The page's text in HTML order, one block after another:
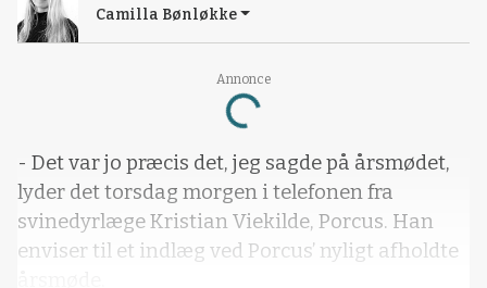
Annonce
Loading...
Camilla Bønløkke
- Det var jo præcis det, jeg sagde på årsmødet,
lyder det torsdag morgen i telefonen fra
svinedyrlæge Kristian Viekilde, Porcus. Han
enviser til et indlæg ved Porcus’ nyligt afholdte